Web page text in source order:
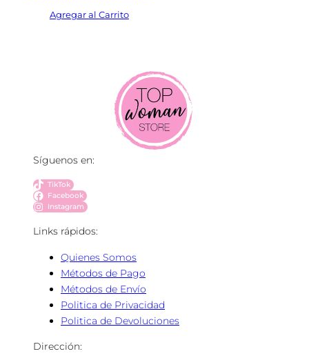
Síguenos en:
TikTok
Facebook
Instagram
Links rápidos:
Quienes Somos
Métodos de Pago
Métodos de Envío
Politica de Privacidad
Politica de Devoluciones
Dirección: